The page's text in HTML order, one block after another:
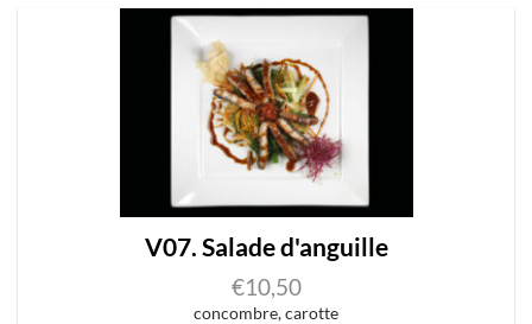
V07. Salade d'anguille
€10,50
concombre, carotte